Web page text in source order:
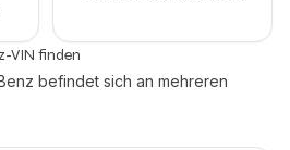
VIN finden
befindet sich an mehreren